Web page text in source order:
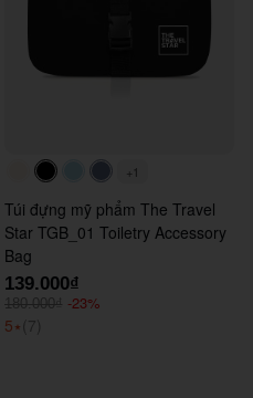
#faf0e6#000000#ADD8E6
+1
Túi đựng mỹ phẩm The Travel
Star TGB_01 Toiletry Accessory
Bag
139.000₫
180.000₫ -23%
5⭑ (7)